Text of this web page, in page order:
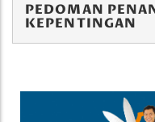
PEDOMAN
KEPENTINGAN